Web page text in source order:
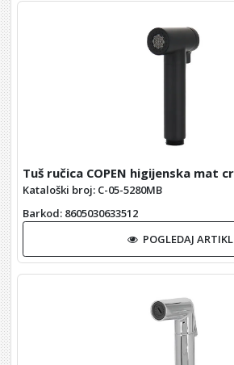
Tuš ručica COPEN higijenska mat
Kataloški broj: C-05-5280MB
Barkod: 8605030633512
POGLEDAJ ARTIKL